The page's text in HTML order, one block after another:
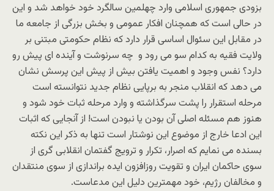
بزودى جمهورى اسلامى وارد چهلمین سالگرد خود خواهد شد و این
در حالى است که همچنان افکار عمومى و بخش بزرگى از جامعه ما
در مقابل این سئوال اساسى قرار دارد که نظام حکومتى مبتنى بر
ولایت فقیه به کدام سو می رود و چه سرنوشت و آینده ای پیش رو
دارد؟ نفس وجود و اهمیت یافتن بیش از پیش این پرسش نشان
مى دهد که انقلاب منجر به برپایى نظام جدید نتوانسته است
مرحله استقرار را پشت سرگذاشته و وارد مرحله ثبات خود شود و
هنوز هم مسئله اصلى آن بودن یا نبودن است! از آنجایی که اثبات
این ادعا خارج از موضوع این نوشتار است تنها به ذکر این نکته
بسنده مى نمایم که اصرار، تکرار و ترویج گفتمان انقلابى گرى از
سوى حاکمان ایران و تقویت روزافزون ایده براندازى از سوى منتقدان
و مخالفان رژیم، خود مهمترین دلیل این مدعاست.